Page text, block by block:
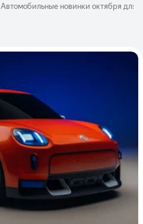
Автомобильные новинки октября для